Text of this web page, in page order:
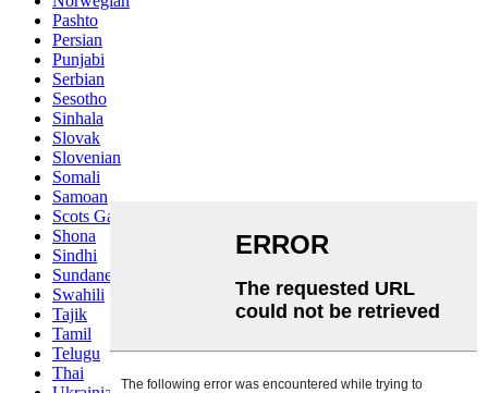
Pashto
Persian
Punjabi
Serbian
Sesotho
Sinhala
Slovak
Slovenian
Somali
Samoan
Scots Gaelic
Shona
Sindhi
Sundanese
Swahili
Tajik
Tamil
Telugu
Thai